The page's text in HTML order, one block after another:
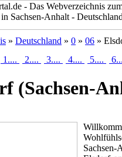
» Deutschland » 0 » 06 »
1.... 2.... 3.... 4.... 5....
(Sachsen-